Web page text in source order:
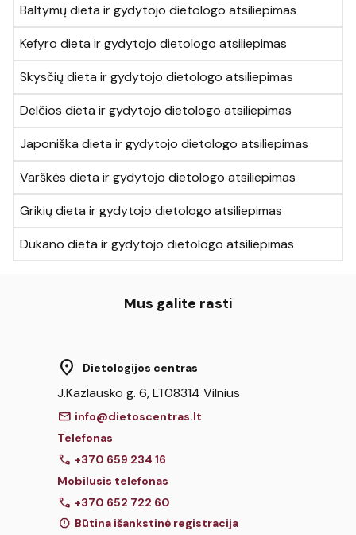
Baltymų dieta ir gydytojo dietologo atsiliepimas
Kefyro dieta ir gydytojo dietologo atsiliepimas
Skysčių dieta ir gydytojo dietologo atsiliepimas
Delčios dieta ir gydytojo dietologo atsiliepimas
Japoniška dieta ir gydytojo dietologo atsiliepimas
Varškės dieta ir gydytojo dietologo atsiliepimas
Grikių dieta ir gydytojo dietologo atsiliepimas
Dukano dieta ir gydytojo dietologo atsiliepimas
Mus galite rasti
location_on Dietologijos centras
J.Kazlausko g. 6, LT08314 Vilnius
mail info@dietoscentras.lt
Telefonas
call +370 659 234 16
Mobilusis telefonas
call +370 652 722 60
report Būtina išankstinė registracija